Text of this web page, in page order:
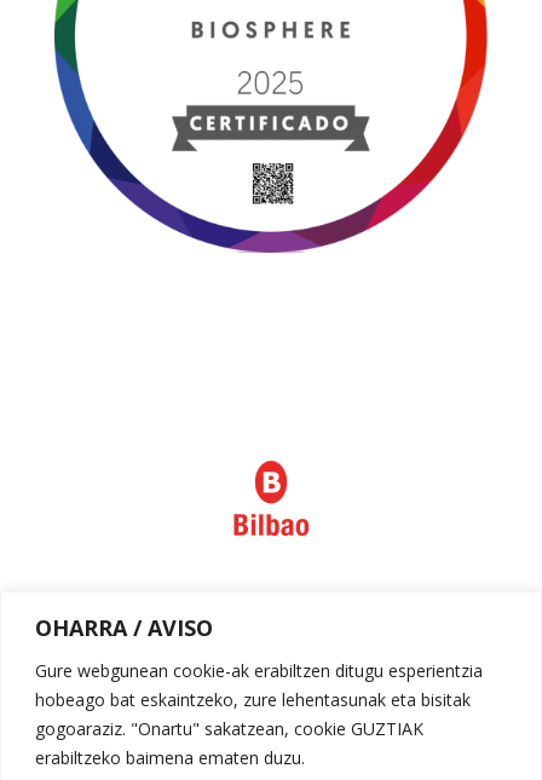
OHARRA / AVISO
Gure webgunean cookie-ak erabiltzen ditugu esperientzia
hobeago bat eskaintzeko, zure lehentasunak eta bisitak
gogoaraziz. "Onartu" sakatzean, cookie GUZTIAK
erabiltzeko baimena ematen duzu.
Política de privacidad